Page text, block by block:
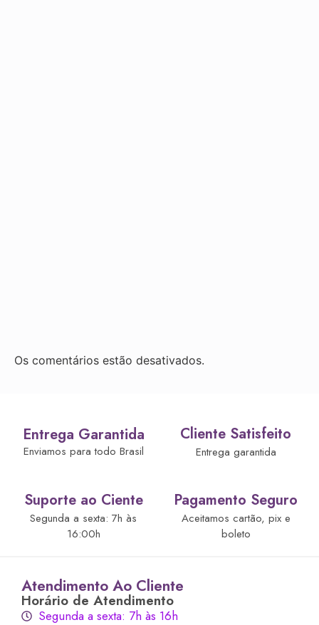
Os comentários estão desativados.
Entrega Garantida
Enviamos para todo Brasil
Cliente Satisfeito
Entrega garantida
Suporte ao Ciente
Segunda a sexta: 7h às
16:00h
Pagamento Seguro
Aceitamos cartão, pix e
boleto
Atendimento Ao Cliente
Horário de Atendimento
Segunda a sexta: 7h às 16h